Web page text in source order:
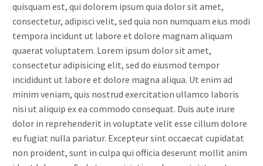
quisquam est, qui dolorem ipsum quia dolor sit amet,
consectetur, adipisci velit, sed quia non numquam eius modi
tempora incidunt ut labore et dolore magnam aliquam
quaerat voluptatem. Lorem ipsum dolor sit amet,
consectetur adipisicing elit, sed do eiusmod tempor
incididunt ut labore et dolore magna aliqua. Ut enim ad
minim veniam, quis nostrud exercitation ullamco laboris
nisi ut aliquip ex ea commodo consequat. Duis aute irure
dolor in reprehenderit in voluptate velit esse cillum dolore
eu fugiat nulla pariatur. Excepteur sint occaecat cupidatat
non proident, sunt in culpa qui officia deserunt mollit anim